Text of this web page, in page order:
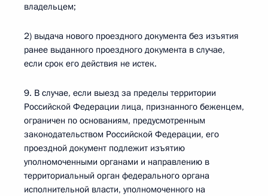
владельцем;
2) выдача нового проездного документа без изъятия
ранее выданного проездного документа в случае,
если срок его действия не истек.
9. В случае, если выезд за пределы территории
Российской Федерации лица, признанного беженцем,
ограничен по основаниям, предусмотренным
законодательством Российской Федерации, его
проездной документ подлежит изъятию
уполномоченными органами и направлению в
территориальный орган федерального органа
исполнительной власти, уполномоченного на